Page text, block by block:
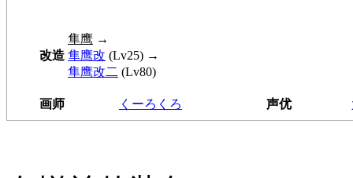
改造
隼鹰 →
隼鹰改 (Lv25) →
隼鹰改二 (Lv80)
画师 くーろくろ 声优